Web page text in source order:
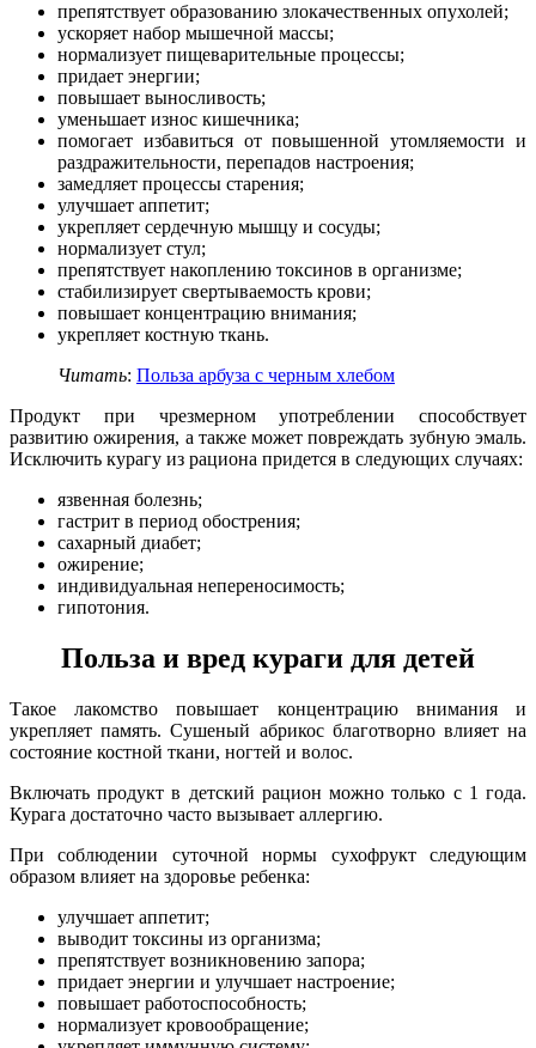
препятствует образованию злокачественных опухолей;
ускоряет набор мышечной массы;
нормализует пищеварительные процессы;
придает энергии;
повышает выносливость;
уменьшает износ кишечника;
помогает избавиться от повышенной утомляемости и
раздражительности, перепадов настроения;
замедляет процессы старения;
улучшает аппетит;
укрепляет сердечную мышцу и сосуды;
нормализует стул;
препятствует накоплению токсинов в организме;
стабилизирует свертываемость крови;
повышает концентрацию внимания;
укрепляет костную ткань.
Читать: Польза арбуза с черным хлебом
Продукт при чрезмерном употреблении способствует
развитию ожирения, а также может повреждать зубную эмаль.
Исключить курагу из рациона придется в следующих случаях:
язвенная болезнь;
гастрит в период обострения;
сахарный диабет;
ожирение;
индивидуальная непереносимость;
гипотония.
Польза и вред кураги для детей
Такое лакомство повышает концентрацию внимания и
укрепляет память. Сушеный абрикос благотворно влияет на
состояние костной ткани, ногтей и волос.
Включать продукт в детский рацион можно только с 1 года.
Курага достаточно часто вызывает аллергию.
При соблюдении суточной нормы сухофрукт следующим
образом влияет на здоровье ребенка:
улучшает аппетит;
выводит токсины из организма;
препятствует возникновению запора;
придает энергии и улучшает настроение;
повышает работоспособность;
нормализует кровообращение;